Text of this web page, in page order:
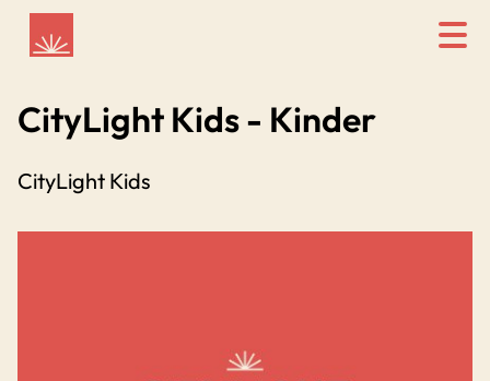
CityLight Kids - Kinder
CityLight Kids